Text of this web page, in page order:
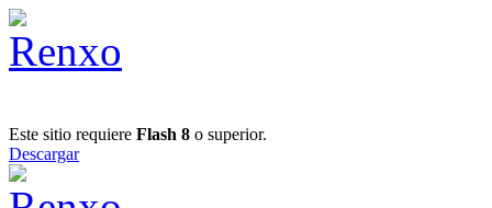
Este sitio requiere Flash 8 o superior.
Descargar